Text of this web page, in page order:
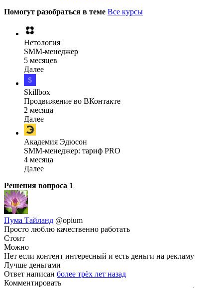
Помогут разобраться в теме Все курсы
Нетология
SMM-менеджер
5 месяцев
Далее
Skillbox
Продвижение во ВКонтакте
2 месяца
Далее
Академия Эдюсон
SMM-менеджер: тариф PRO
4 месяца
Далее
Решения вопроса 1
Пума Тайланд @opium
Просто люблю качественно работать
Стоит
Можно
Нет если контент интересный и есть деньги на рекламу
Лучше деньгами
Ответ написан более трёх лет назад
Комментировать